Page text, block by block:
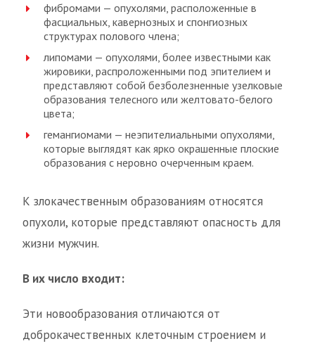
фибромами — опухолями, расположенные в
фасциальных, кавернозных и спонгиозных
структурах полового члена;
липомами — опухолями, более известными как
жировики, распроложенными под эпителием и
представляют собой безболезненные узелковые
образования телесного или желтовато-белого
цвета;
гемангиомами — неэпителиальными опухолями,
которые выглядят как ярко окрашенные плоские
образования с неровно очерченным краем.
К злокачественным образованиям относятся
опухоли, которые представляют опасность для
жизни мужчин.
В их число входит:
Эти новообразования отличаются от
доброкачественных клеточным строением и